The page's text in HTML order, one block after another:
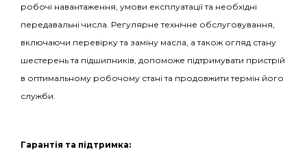
робочі навантаження, умови експлуатації та необхідні
передавальні числа. Регулярне технічне обслуговування,
включаючи перевірку та заміну масла, а також огляд стану
шестерень та підшипників, допоможе підтримувати пристрій
в оптимальному робочому стані та продовжити термін його
служби.
Гарантія та підтримка: